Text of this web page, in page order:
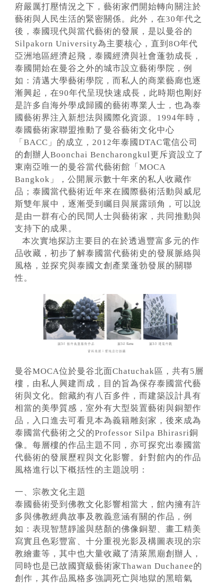
府嚴厲打壓情況之下，藝術家們開始轉向關注於
藝術與人民生活的緊密關係。此外，在30年代之
後，泰國現代與當代藝術的發展，是以曼谷的
Silpakorn University為主要核心，直到8O年代
亞洲地區經濟起飛，泰國經濟與社會蓬勃成長，
泰國開始在曼谷之外的城市設立藝術學院，例
如：清邁大學藝術學院，而私人的商業藝廊也逐
漸興起，在90年代呈現快速成長，此時期也剛好
是許多自海外學成歸國的藝術專業人士，也為泰
國藝術界注入新想法與國際化資源。1994年時，
泰國藝術家聯盟推動了曼谷藝術文化中心
「BACC」的成立，2012年泰國DTAC電信公司
的創辦人Boonchai Bencharongkul更斥資設立了
東南亞唯一的曼谷當代藝術館「MOCA
Bangkok」，公開展示數十年來的私人收藏作
品；泰國當代藝術近年來在國際藝術活動與威尼
斯雙年展中，逐漸受到矚目與展露頭角，可以說
是由一群有心的民間人士與藝術家，共同推動與
支持下的成果。
本次實地探訪主要目的在於透過豐富多元的作
品收藏，初步了解泰國當代藝術史的發展脈絡與
風格，並探究與泰國文創產業蓬勃發展的關聯
性。
曼谷MOCA位於曼谷北面Chatuchak區，共有5層
樓，由私人興建而成，目的旨為保存泰國當代藝
術與文化。館藏約有八百多件，而建築設計具有
相當的美學質感，室外有大型裝置藝術與銅塑作
品，入口進去可看見本為義籍雕刻家，後來成為
泰國當代藝術之父的Professor Silpa Bhirasri銅
像。每層樓的作品主題不同，亦可探究出泰國當
代藝術的發展歷程與文化影響。針對館內的作品
風格進行以下概括性的主題說明：
一、宗教文化主題
泰國藝術受到佛教文化影響相當大，館內擁有許
多與佛教經典故事及教義意涵有關的作品，例
如：表現智慧靜謐與慈顏的佛像銅塑、畫工精美
寫實且色彩豐富、十分重視光影及構圖表現的宗
教繪畫等，其中也大量收藏了清萊黑廟創辦人，
同時也是已故國寶級藝術家Thawan Duchanee的
創作，其作品風格多強調死亡與地獄的黑暗氣